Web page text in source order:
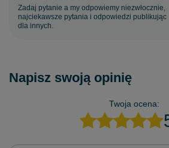
Zadaj pytanie a my odpowiemy niezwłocznie,
najciekawsze pytania i odpowiedzi publikując
dla innych.
Napisz swoją opinię
Twoja ocena: